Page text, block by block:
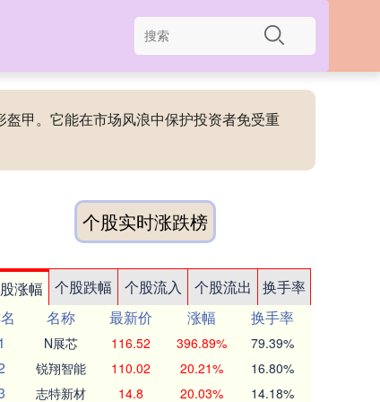
甲。它能在市场风浪中保护投资者免受重
个股实时涨跌榜
涨幅 个股跌幅 个股流入 个股流出
换手率
名称 最新价 涨幅
换手率
N展芯 116.52 396.89% 79.39%
锐翔智能 110.02 20.21% 16.80%
志特新材 14.8 20.03% 14.18%